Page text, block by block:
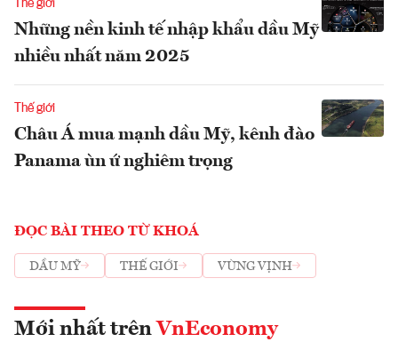
Thế giới
Những nền kinh tế nhập khẩu dầu Mỹ
nhiều nhất năm 2025
Thế giới
Châu Á mua mạnh dầu Mỹ, kênh đào
Panama ùn ứ nghiêm trọng
ĐỌC BÀI THEO TỪ KHOÁ
DẦU MỸ THẾ GIỚI VÙNG VỊNH
Mới nhất trên VnEconomy